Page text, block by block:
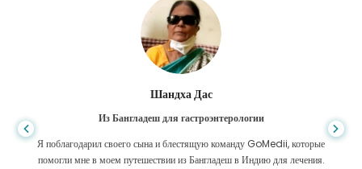
Шандха Дас
Из Бангладеш для гастроэнтерологии
Я поблагодарил своего сына и блестящую команду GoMedii, которые
помогли мне в моем путешествии из Бангладеш в Индию для лечения.